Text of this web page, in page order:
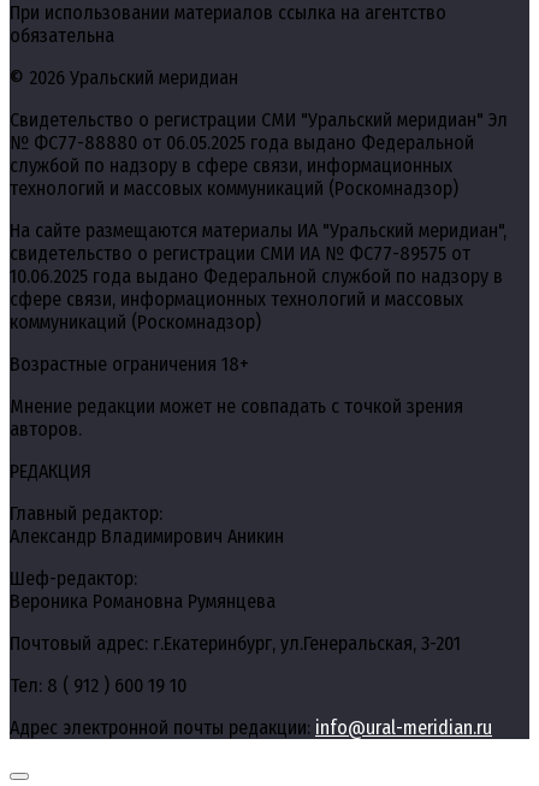
При использовании материалов ссылка на агентство
обязательна
© 2026 Уральский меридиан
Свидетельство о регистрации СМИ "Уральский меридиан" Эл
№ ФС77-88880 от 06.05.2025 года выдано Федеральной
службой по надзору в сфере связи, информационных
технологий и массовых коммуникаций (Роскомнадзор)
На сайте размещаются материалы ИА "Уральский меридиан",
свидетельство о регистрации СМИ ИА № ФС77-89575 от
10.06.2025 года выдано Федеральной службой по надзору в
сфере связи, информационных технологий и массовых
коммуникаций (Роскомнадзор)
Возрастные ограничения 18+
Мнение редакции может не совпадать с точкой зрения
авторов.
РЕДАКЦИЯ
Главный редактор:
Александр Владимирович Аникин
Шеф-редактор:
Вероника Романовна Румянцева
Почтовый адрес: г.Екатеринбург, ул.Генеральская, 3-201
Тел: 8 ( 912 ) 600 19 10
Адрес электронной почты редакции: info@ural-meridian.ru